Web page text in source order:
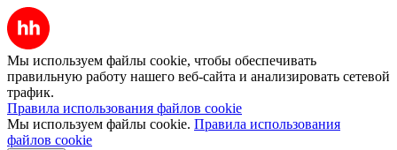
Мы используем файлы cookie, чтобы обеспечивать
правильную работу нашего веб-сайта и анализировать сетевой
трафик.
Правила использования файлов cookie
Мы используем файлы cookie. Правила использования
файлов cookie